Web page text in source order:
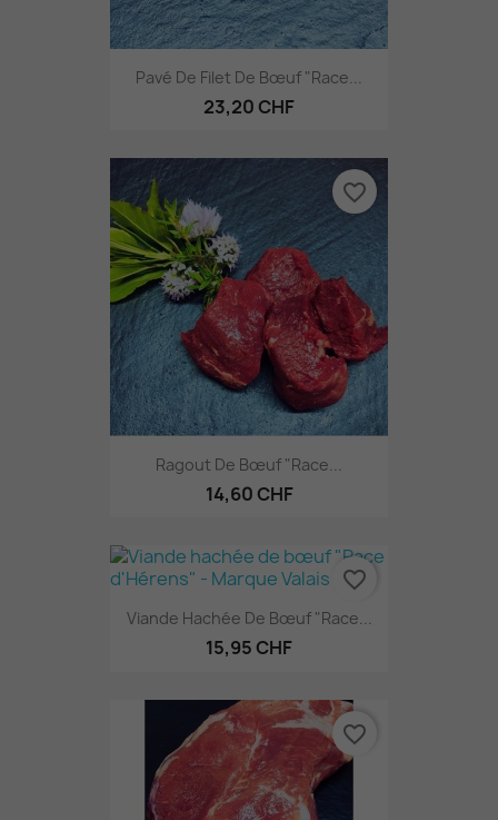
Pavé De Filet De Bœuf "Race...
23,20 CHF
Ragout De Bœuf "Race...
14,60 CHF
favorite_border
Viande Hachée De Bœuf "Race...
15,95 CHF
favorite_border
favorite_border